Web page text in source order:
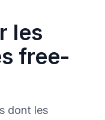
les
free-
dont les